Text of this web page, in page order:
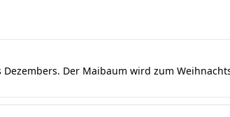
Der Maibaum wird zum